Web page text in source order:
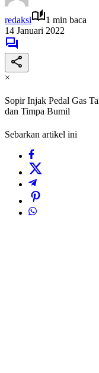
redaksi
1 min baca
14 Januari 2022
×
Sopir Injak Pedal Gas
dan Timpa Bumil
Sebarkan artikel ini